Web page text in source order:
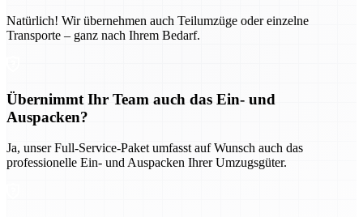
Natürlich! Wir übernehmen auch Teilumzüge oder einzelne
Transporte – ganz nach Ihrem Bedarf.
Übernimmt Ihr Team auch das Ein- und
Auspacken?
Ja, unser Full-Service-Paket umfasst auf Wunsch auch das
professionelle Ein- und Auspacken Ihrer Umzugsgüter.